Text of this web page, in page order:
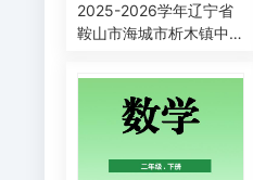
2025-2026学年辽宁省
鞍山市海城市析木镇中
册3月阶段检测数学试卷